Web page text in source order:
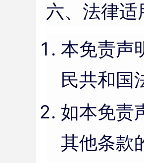
六、法律
本免责声
民共和国
如本免责
其他条款